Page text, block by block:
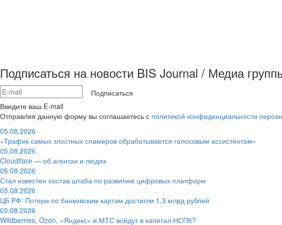
Подписаться на новости BIS Journal / Медиа
Подписаться
Введите ваш E-mail
Отправляя данную форму вы соглашаетесь с политикой конфиденциальности
05.08.2026
«Трафик самых злостных спамеров обрабатывается голосовым ассистентом»
05.08.2026
Cloudflare — об агентах и людях
05.08.2026
Стал известен состав штаба по развитию цифровых платформ
05.08.2026
ЦБ РФ: Потери по банковским картам достигли 1,3 млрд рублей
05.08.2026
Wildberries, Ozon, «Яндекс» и МТС войдут в капитал НСПК?